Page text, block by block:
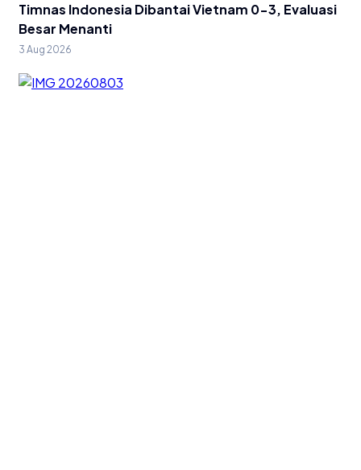
Timnas Indonesia Dibantai Vietnam 0-3, Evaluasi
Besar Menanti
3 Aug 2026